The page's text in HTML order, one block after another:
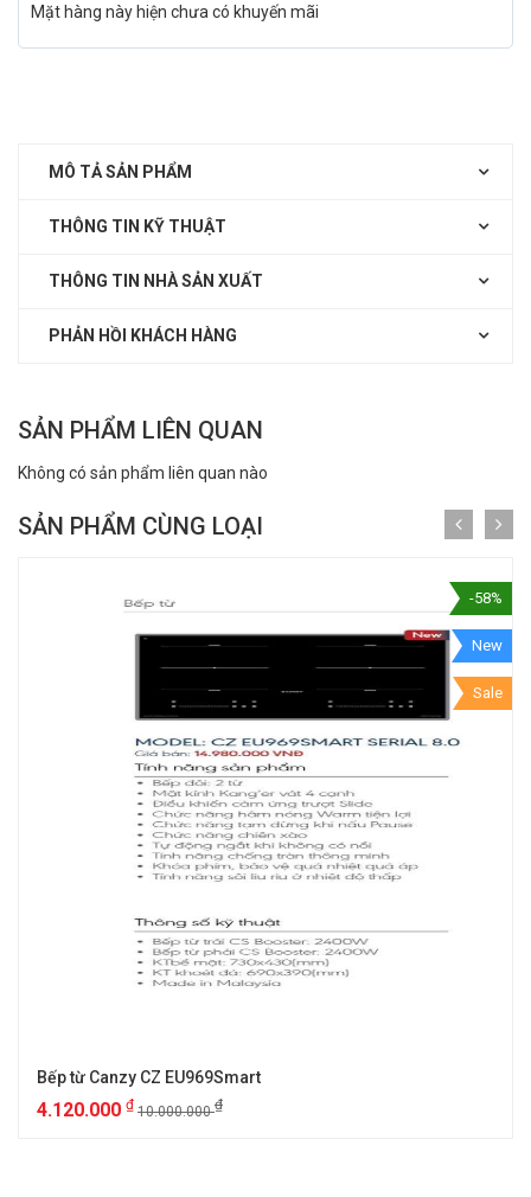
Mặt hàng này hiện chưa có khuyến mãi
MÔ TẢ SẢN PHẨM
THÔNG TIN KỸ THUẬT
THÔNG TIN NHÀ SẢN XUẤT
PHẢN HỒI KHÁCH HÀNG
SẢN PHẨM LIÊN QUAN
Không có sản phẩm liên quan nào
SẢN PHẨM CÙNG LOẠI
-58%
New
Sale
Bếp từ Canzy CZ EU969Smart
4.120.000 ₫ 10.000.000₫